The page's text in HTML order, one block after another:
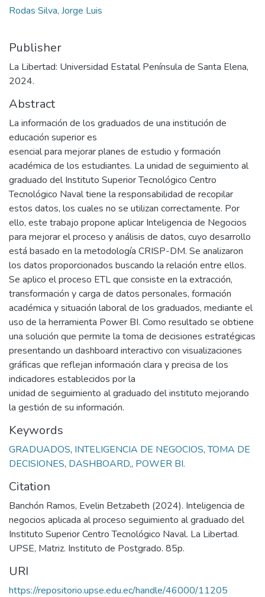
Rodas Silva, Jorge Luis
Publisher
La Libertad: Universidad Estatal Península de Santa Elena,
2024.
Abstract
La información de los graduados de una institución de
educación superior es
esencial para mejorar planes de estudio y formación
académica de los estudiantes. La unidad de seguimiento al
graduado del Instituto Superior Tecnológico Centro
Tecnológico Naval tiene la responsabilidad de recopilar
estos datos, los cuales no se utilizan correctamente. Por
ello, este trabajo propone aplicar Inteligencia de Negocios
para mejorar el proceso y análisis de datos, cuyo desarrollo
está basado en la metodología CRISP-DM. Se analizaron
los datos proporcionados buscando la relación entre ellos.
Se aplico el proceso ETL que consiste en la extracción,
transformación y carga de datos personales, formación
académica y situación laboral de los graduados, mediante el
uso de la herramienta Power BI. Como resultado se obtiene
una solución que permite la toma de decisiones estratégicas
presentando un dashboard interactivo con visualizaciones
gráficas que reflejan información clara y precisa de los
indicadores establecidos por la
unidad de seguimiento al graduado del instituto mejorando
la gestión de su información.
Keywords
GRADUADOS, INTELIGENCIA DE NEGOCIOS,TOMA DE
DECISIONES, DASHBOARD,, POWER BI.
Citation
Banchón Ramos, Evelin Betzabeth (2024). Inteligencia de
negocios aplicada al proceso seguimiento al graduado del
Instituto Superior Centro Tecnológico Naval. La Libertad.
UPSE, Matriz. Instituto de Postgrado. 85p.
URI
https://repositorio.upse.edu.ec/handle/46000/11205